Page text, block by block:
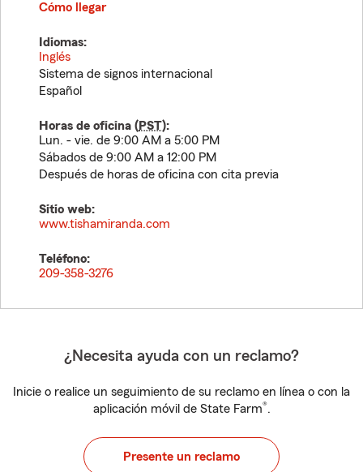
Cómo llegar
Idiomas:
Inglés
Sistema de signos internacional
Español
Horas de oficina (PST):
Lun. - vie. de 9:00 AM a 5:00 PM
Sábados de 9:00 AM a 12:00 PM
Después de horas de oficina con cita previa
Sitio web:
www.tishamiranda.com
Teléfono:
209-358-3276
¿Necesita ayuda con un reclamo?
Inicie o realice un seguimiento de su reclamo en línea o con la
aplicación móvil de State Farm®.
Presente un reclamo